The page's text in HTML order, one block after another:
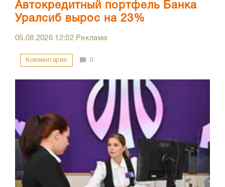
Автокредитный портфель Банка
Уралсиб вырос на 23%
05.08.2026 12:02Реклама
Комментарии 0